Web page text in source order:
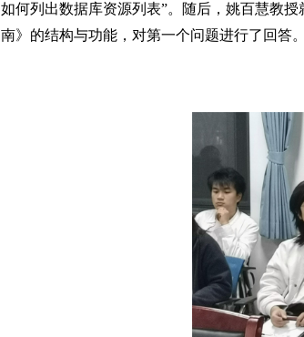
如何列出数据库资源列表”。随后，姚百慧教
南》的结构与功能，对第一个问题进行了回答。